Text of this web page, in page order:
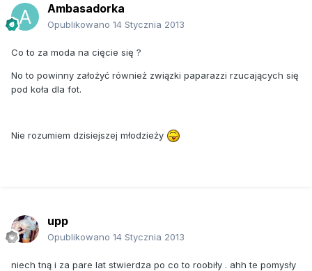
Ambasadorka
Opublikowano 14 Stycznia 2013
Co to za moda na cięcie się ?
No to powinny założyć również związki paparazzi rzucających się
pod koła dla fot.
Nie rozumiem dzisiejszej młodzieży
upp
Opublikowano 14 Stycznia 2013
niech tną i za pare lat stwierdza po co to roobiły . ahh te pomysły